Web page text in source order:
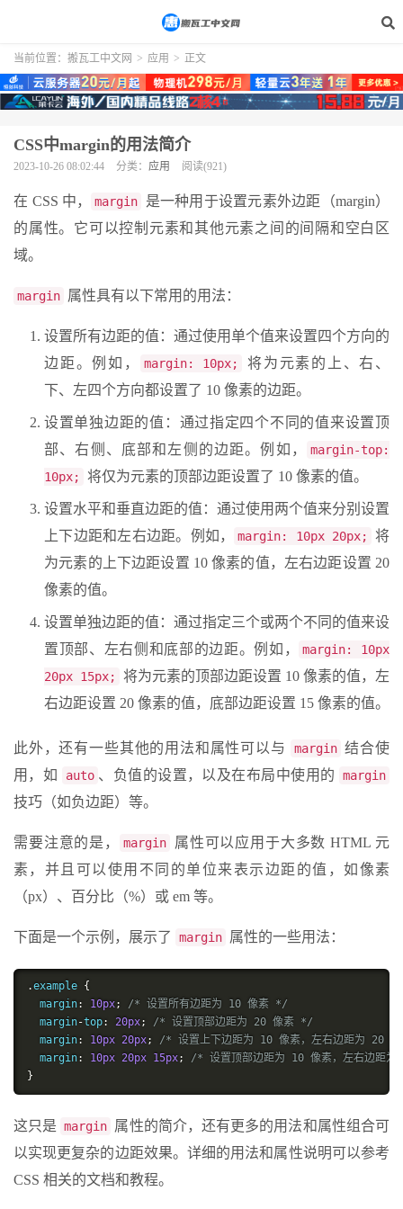
当前位置： 搬瓦工中文网 > 应用 > 正文
CSS中margin的用法简介
2023-10-26 08:02:44 分类： 应用 阅读(921)
在 CSS 中， margin
是一种用于设置元素外边距（margin）
的属性。它可以控制元素和其他元素之间的间隔和空白区
域。
margin 属性具有以下常用的用法：
设置所有边距的值：通过使用单个值来设置四个方向的
边距。例如，
margin: 10px;
将为元素的上、右、
下、左四个方向都设置了 10 像素的边距。
设置单独边距的值：通过指定四个不同的值来设置顶
部、右侧、底部和左侧的边距。例如，
margin-top:
10px;
将仅为元素的顶部边距设置了 10 像素的值。
设置水平和垂直边距的值：通过使用两个值来分别设置
上下边距和左右边距。例如，
margin: 10px 20px;
将
为元素的上下边距设置 10 像素的值，左右边距设置 20
像素的值。
设置单独边距的值：通过指定三个或两个不同的值来设
置顶部、左右侧和底部的边距。例如，
margin: 10px
20px 15px;
将为元素的顶部边距设置 10 像素的值，左
右边距设置 20 像素的值，底部边距设置 15 像素的值。
此外，还有一些其他的用法和属性可以与 margin 结合使
用，如
auto 、负值的设置，以及在布局中使用的 margin
技巧（如负边距）等。
需要注意的是， margin
属性可以应用于大多数 HTML 元
素，并且可以使用不同的单位来表示边距的值，如像素
（px）、百分比（%）或 em 等。
下面是一个示例，展示了 margin 属性的一些用法：
.example {
  margin
: 10px;
/* 设置所有边距为 10 像素 */
  margin
-top: 20px;
/* 设置顶部边距为 20 像素 */
  margin
: 10px 20px;
/* 设置上下边距为 10 像素，左右边距为 20
  margin
: 10px 20px 15px;
/* 设置顶部边距为 10 像素，左右边距
}
这只是 margin 属性的简介，还有更多的用法和属性组合可
以实现更复杂的边距效果。详细的用法和属性说明可以参考
CSS 相关的文档和教程。